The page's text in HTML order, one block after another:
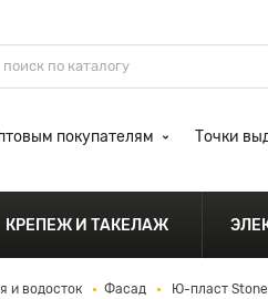
покупателям Точки
КРЕПЕЖ И ТАКЕЛАЖ
и водосток Фасад Ю-пласт